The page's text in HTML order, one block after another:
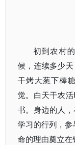
初到农村
候，连续多少
干烤大葱下棒
觉。白天干农
书。身边的人
学习的行列，
命的理由奠立